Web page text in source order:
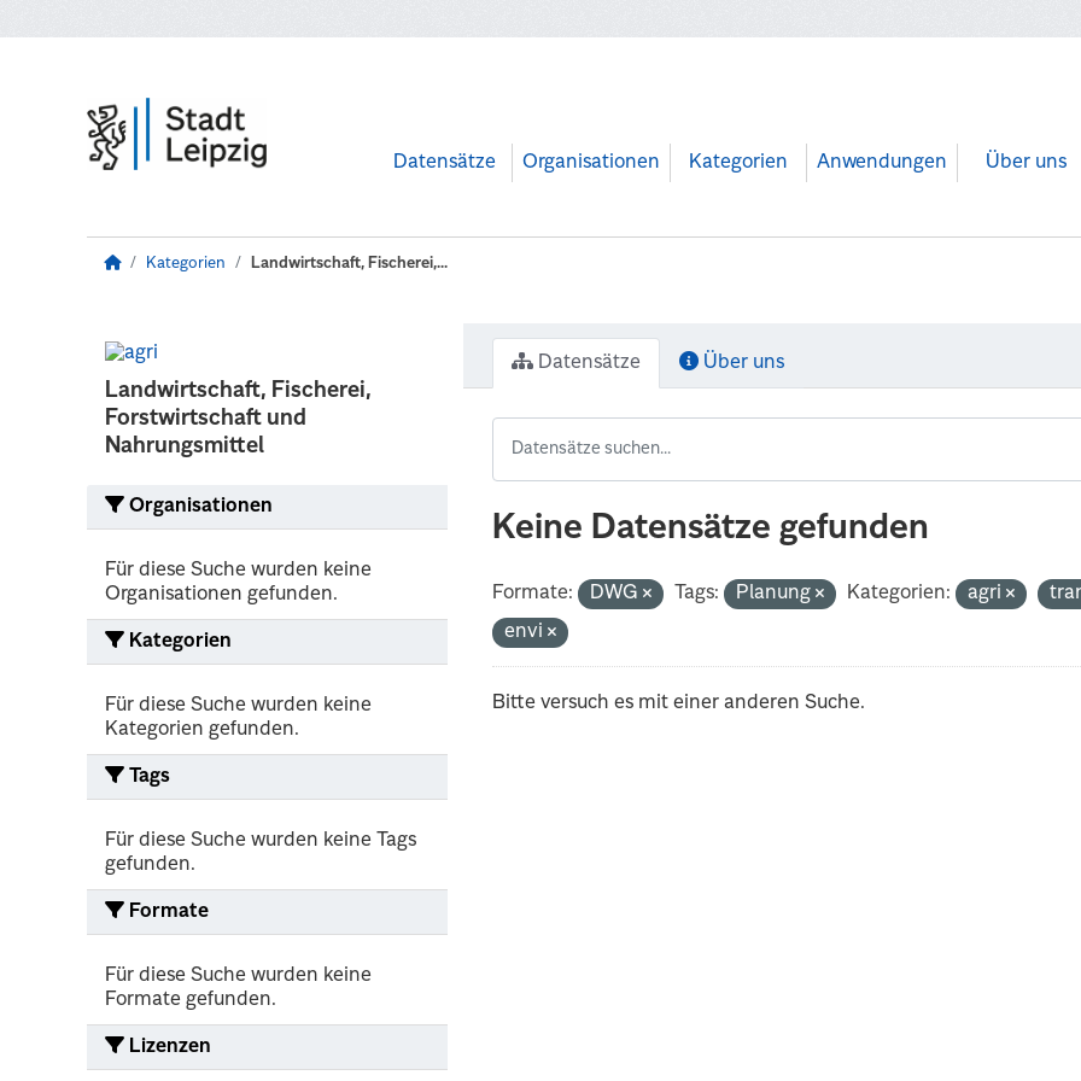
Datensätze Organisationen Kategorien Anwendungen Über uns
Kategorien Landwirtschaft, Fischerei,...
Landwirtschaft, Fischerei,
Forstwirtschaft und
Nahrungsmittel
Organisationen
Für diese Suche wurden keine
Organisationen gefunden.
Kategorien
Für diese Suche wurden keine
Kategorien gefunden.
Tags
Für diese Suche wurden keine Tags
gefunden.
Formate
Für diese Suche wurden keine
Formate gefunden.
Lizenzen
Datensätze Über uns
Keine Datensätze gefunden
Formate: DWG Tags: Planung Kategorien: agri
envi
Bitte versuch es mit einer anderen Suche.